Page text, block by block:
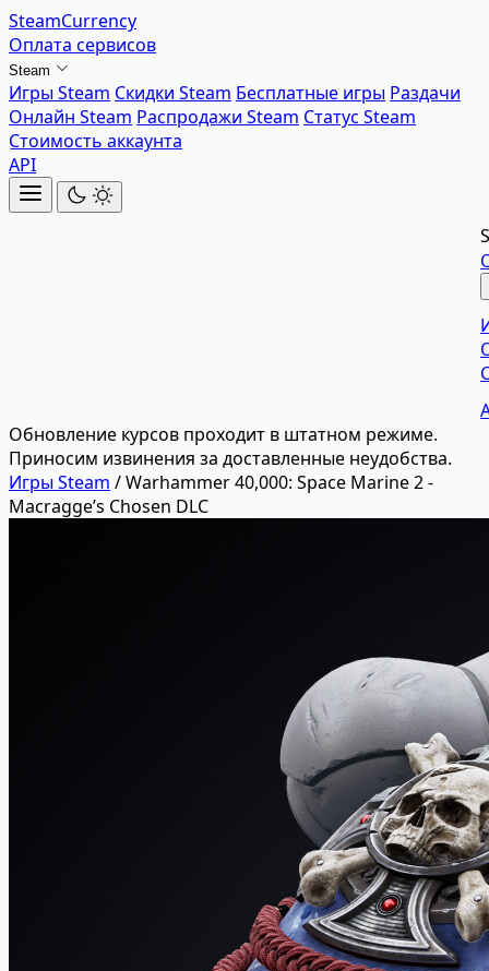
SteamCurrency
Оплата сервисов
Steam
Игры Steam Скидки Steam Бесплатные игры Раздачи
Онлайн Steam Распродажи Steam Статус Steam
Стоимость аккаунта
API
Обновление курсов проходит в штатном режиме.
Приносим извинения за доставленные неудобства.
Игры Steam /Warhammer 40,000: Space Marine 2 -
Macragge’s Chosen DLC